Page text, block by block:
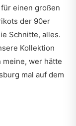
einen großen
der 90er
Schnitte, alles.
Kollektion
meine, wer hätte
mal auf dem